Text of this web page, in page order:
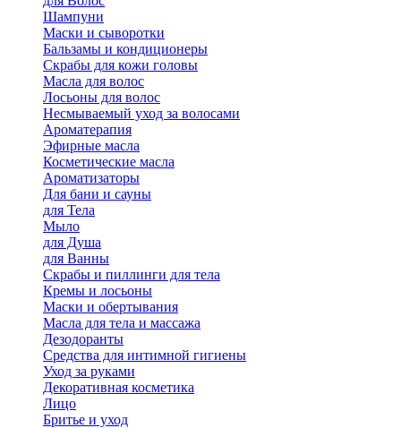
Шампуни
Маски и сыворотки
Бальзамы и кондиционеры
Скрабы для кожи головы
Масла для волос
Лосьоны для волос
Несмываемый уход за волосами
Ароматерапия
Эфирные масла
Косметические масла
Ароматизаторы
Для бани и сауны
для Тела
Мыло
для Душа
для Ванны
Скрабы и пиллинги для тела
Кремы и лосьоны
Маски и обертывания
Масла для тела и массажа
Дезодоранты
Средства для интимной гигиены
Уход за руками
Декоративная косметика
Лицо
Бритье и уход